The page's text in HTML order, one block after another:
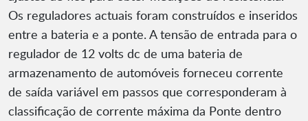
Os reguladores actuais foram construídos e inseridos
entre a bateria e a ponte. A tensão de entrada para o
regulador de 12 volts dc de uma bateria de
armazenamento de automóveis forneceu corrente
de saída variável em passos que corresponderam à
classificação de corrente máxima da Ponte dentro